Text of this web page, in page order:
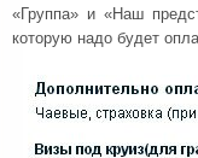
«Группа» и «Наш
которую надо будет